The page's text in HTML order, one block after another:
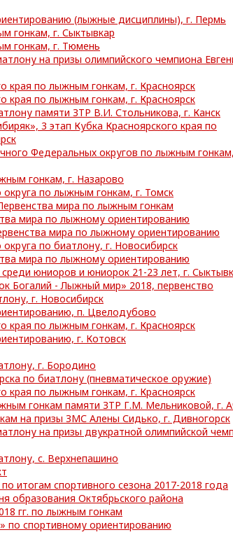
(лыжные дисциплины), г. Пермь
гонкам, г. Сыктывкар
гонкам, г. Тюмень
на призы олимпийского чемпиона
края по лыжным гонкам, г. Красноярск
края по лыжным гонкам, г. Красноярск
памяти ЗТР В.И. Стольникова, г. Канск
3 этап Кубка Красноярского края по
Федеральных округов по лыжным
гонкам, г. Назарово
по лыжным гонкам, г. Томск
мира по лыжным гонкам
мира по лыжному ориентированию
мира по лыжному ориентированию
по биатлону, г. Новосибирск
мира по лыжному ориентированию
юниоров и юниорок 21-23 лет, г.
Богалий - Лыжный мир» 2018, первенство
г. Новосибирск
п. Цвелодубово
края по лыжным гонкам, г. Красноярск
г. Котовск
г. Бородино
по биатлону (пневматическое оружие)
края по лыжным гонкам, г. Красноярск
гонкам памяти ЗТР Г.М. Мельниковой, г.
на призы ЗМС Алены Сидько, г. Дивногорск
на призы двукратной олимпийской
с. Верхнепашино
итогам спортивного сезона 2017-2018 года
образования Октябрьского района
гг. по лыжным гонкам
спортивному ориентированию